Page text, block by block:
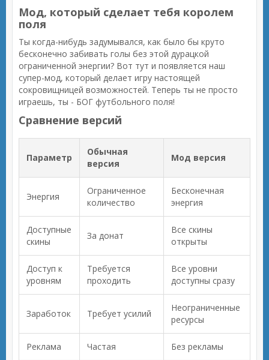
Мод, который сделает тебя королем
поля
Ты когда-нибудь задумывался, как было бы круто
бесконечно забивать голы без этой дурацкой
ограниченной энергии? Вот тут и появляется наш
супер-мод, который делает игру настоящей
сокровищницей возможностей. Теперь ты не просто
играешь, ты - БОГ футбольного поля!
Сравнение версий
Параметр
Обычная
версия
Мод версия
Энергия
Ограниченное
количество
Бесконечная
энергия
Доступные
скины
За донат
Все скины
открыты
Доступ к
уровням
Требуется
проходить
Все уровни
доступны сразу
Заработок Требует усилий
Неограниченные
ресурсы
Реклама Частая Без рекламы